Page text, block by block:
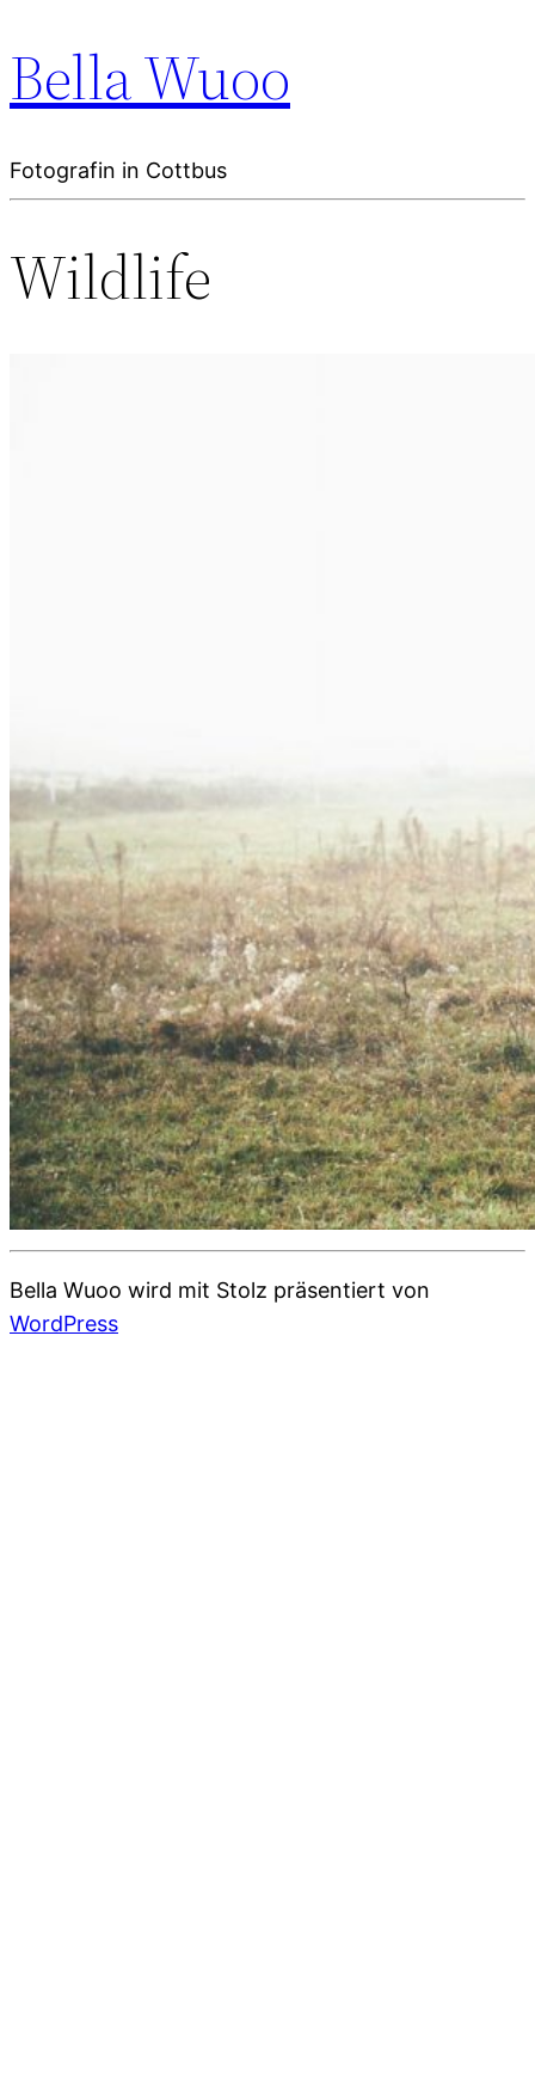
Bella Wuoo
Fotografin in Cottbus
Wildlife
Bella Wuoo wird mit Stolz präsentiert von
WordPress